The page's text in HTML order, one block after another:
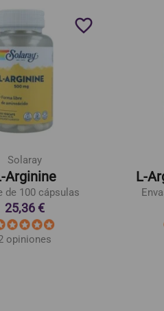
Solaray
Arginine
de 100 cápsulas
25,36 €
opiniones
favorite_border
L-